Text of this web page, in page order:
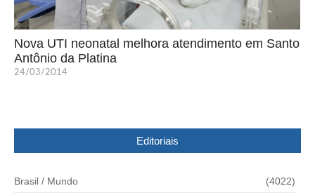
Nova UTI neonatal melhora atendimento em Santo
Antônio da Platina
24/03/2014
Editoriais
Brasil / Mundo (4022)